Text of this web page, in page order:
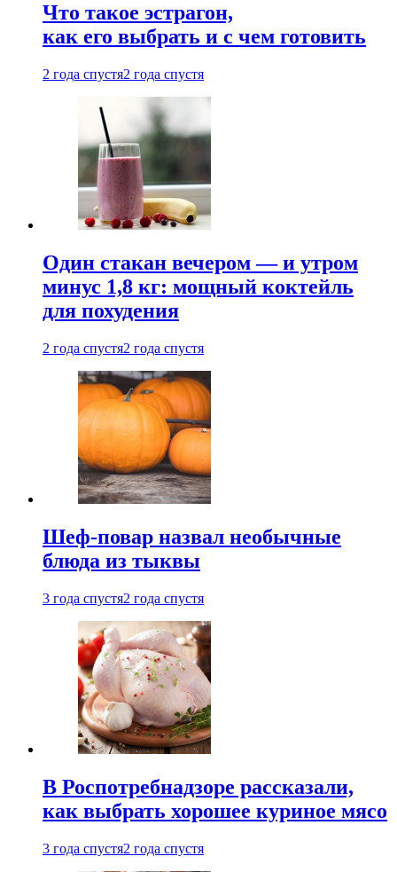
Что такое эстрагон,
как его выбрать и с чем готовить
2 года спустя2 года спустя
Один стакан вечером — и утром
минус 1,8 кг: мощный коктейль
для похудения
2 года спустя2 года спустя
Шеф-повар назвал необычные
блюда из тыквы
3 года спустя2 года спустя
В Роспотребнадзоре рассказали,
как выбрать хорошее куриное мясо
3 года спустя2 года спустя